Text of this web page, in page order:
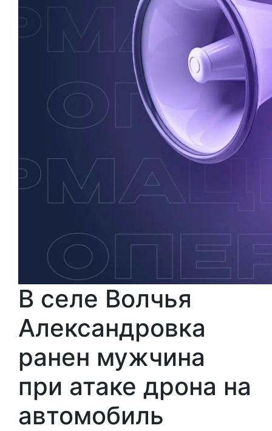
В селе Волчья
Александровка
ранен мужчина
при атаке дрона на
автомобиль